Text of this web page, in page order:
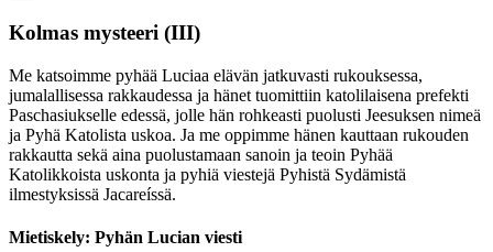
Kolmas mysteeri (III)
Me katsoimme pyhää Luciaa elävän jatkuvasti rukouksessa,
jumalallisessa rakkaudessa ja hänet tuomittiin katolilaisena prefekti
Paschasiukselle edessä, jolle hän rohkeasti puolusti Jeesuksen nimeä
ja Pyhä Katolista uskoa. Ja me oppimme hänen kauttaan rukouden
rakkautta sekä aina puolustamaan sanoin ja teoin Pyhää
Katolikkoista uskonta ja pyhiä viestejä Pyhistä Sydämistä
ilmestyksissä Jacareíssä.
Mietiskely: Pyhän Lucian viesti